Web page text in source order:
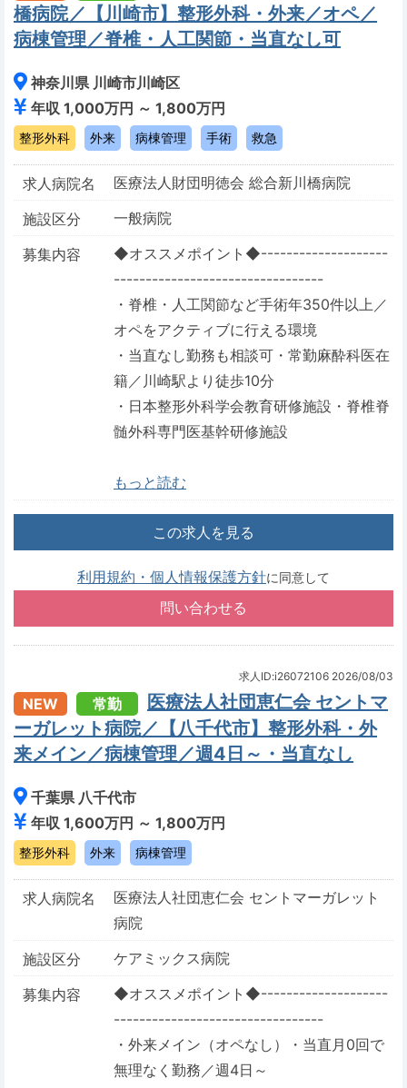
橋病院／【川崎市】整形外科・外来／オペ／
病棟管理／脊椎・人工関節・当直なし可
神奈川県 川崎市川崎区
年収 1,000万円 ～ 1,800万円
整形外科 外来 病棟管理 手術 救急
求人病院名
医療法人財団明徳会 総合新川橋病院
施設区分
一般病院
募集内容
◆オススメポイント◆--------------------
---------------------------------
・脊椎・人工関節など手術年350件以上／
オペをアクティブに行える環境
・当直なし勤務も相談可・常勤麻酔科医在
籍／川崎駅より徒歩10分
・日本整形外科学会教育研修施設・脊椎脊
髄外科専門医基幹研修施設
もっと読む
この求人を見る
利用規約・個人情報保護方針に同意して
求人ID:i26072106 2026/08/03
NEW 常勤
医療法人社団恵仁会 セントマ
ーガレット病院／【八千代市】整形外科・外
来メイン／病棟管理／週4日～・当直なし
千葉県 八千代市
年収 1,600万円 ～ 1,800万円
整形外科 外来 病棟管理
求人病院名
医療法人社団恵仁会 セントマーガレット
病院
施設区分
ケアミックス病院
募集内容
◆オススメポイント◆--------------------
---------------------------------
・外来メイン（オペなし）・当直月0回で
無理なく勤務／週4日～